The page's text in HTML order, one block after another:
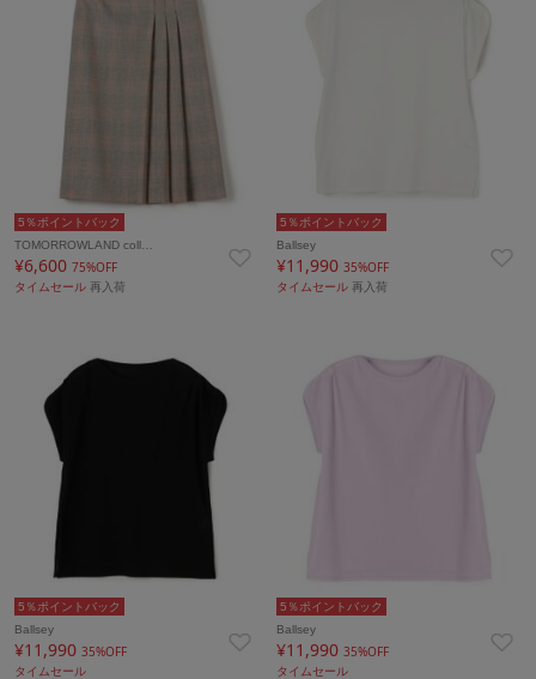
5％ポイントバック
TOMORROWLAND coll…
¥6,600 75%OFF
タイムセール 再入荷
5％ポイントバック
Ballsey
¥11,990 35%OFF
タイムセール再入荷
5％ポイントバック
Ballsey
¥11,990 35%OFF
タイムセール
5％ポイントバック
Ballsey
¥11,990 35%OFF
タイムセール